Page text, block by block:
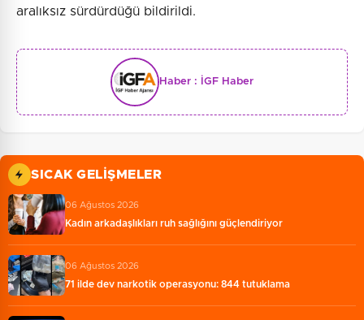
aralıksız sürdürdüğü bildirildi.
Haber : İGF Haber
SICAK GELIŞMELER
06 Ağustos 2026
Kadın arkadaşlıkları ruh sağlığını güçlendiriyor
06 Ağustos 2026
71 ilde dev narkotik operasyonu: 844 tutuklama